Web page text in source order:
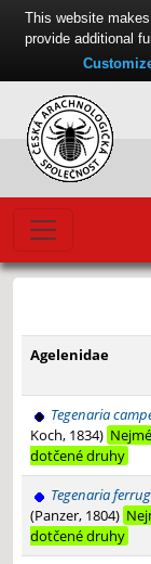
−
Agelenidae
Tegenaria
Koch, 1834)
dotčené druhy
Tegenaria
(Panzer, 1804)
dotčené druhy
This website
provide additional